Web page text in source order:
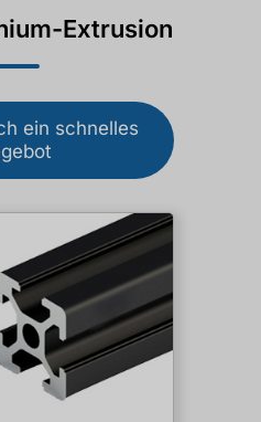
Extrusion
ein schnelles